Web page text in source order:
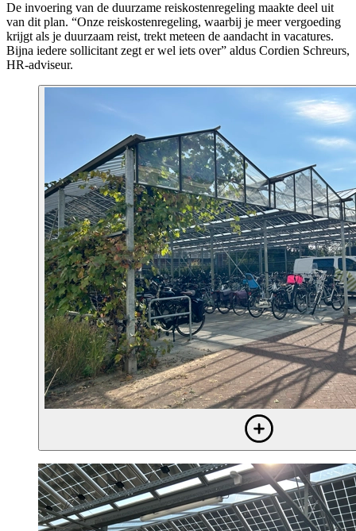
De invoering van de duurzame reiskostenregeling maakte deel uit
van dit plan. “Onze reiskostenregeling, waarbij je meer vergoeding
krijgt als je duurzaam reist, trekt meteen de aandacht in vacatures.
Bijna iedere sollicitant zegt er wel iets over” aldus Cordien Schreurs,
HR-adviseur.